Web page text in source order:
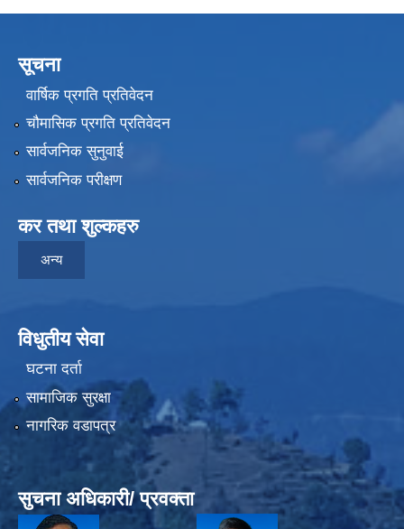
सूचना
वार्षिक प्रगति प्रतिवेदन
चौमासिक प्रगति प्रतिवेदन
सार्वजनिक सुनुवाई
सार्वजनिक परीक्षण
कर तथा शुल्कहरु
अन्य
विधुतीय सेवा
घटना दर्ता
सामाजिक सुरक्षा
नागरिक वडापत्र
सुचना अधिकारी/ प्रवक्ता